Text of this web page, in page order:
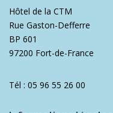
Hôtel de la CTM
Rue Gaston-Defferre
BP 601
97200 Fort-de-France
Tél : 05 96 55 26 00